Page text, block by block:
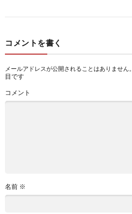
コメントを書く
メールアドレスが公開されることはありません。
目です
コメント
名前 ※